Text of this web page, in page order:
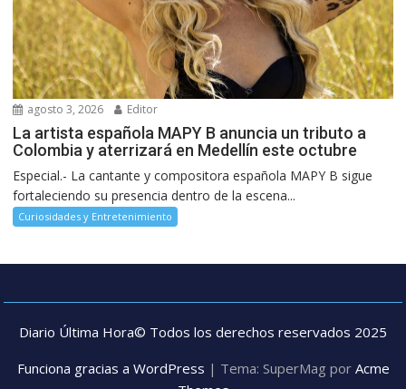
agosto 3, 2026 Editor
La artista española MAPY B anuncia un tributo a
Colombia y aterrizará en Medellín este octubre
Especial.- La cantante y compositora española MAPY B sigue
fortaleciendo su presencia dentro de la escena...
Curiosidades y Entretenimiento
Diario Última Hora© Todos los derechos reservados 2025
Funciona gracias a WordPress | Tema: SuperMag por Acme